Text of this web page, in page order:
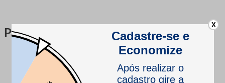
Perguntas & respostas
Este produto ainda não tem perguntas
X